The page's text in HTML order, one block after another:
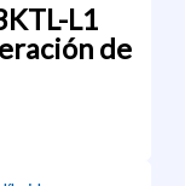
L1
de